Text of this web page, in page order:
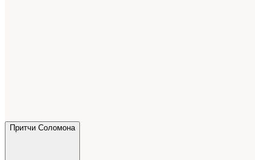
Притчи Соломона